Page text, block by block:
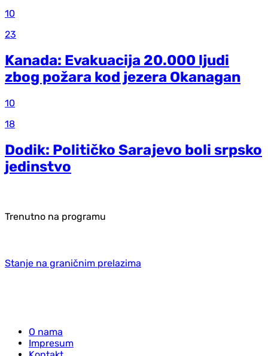
10
23
Kanada: Evakuacija 20.000 ljudi
zbog požara kod jezera Okanagan
10
18
Dodik: Političko Sarajevo boli srpsko
jedinstvo
Trenutno na programu
Stanje na graničnim prelazima
O nama
Impresum